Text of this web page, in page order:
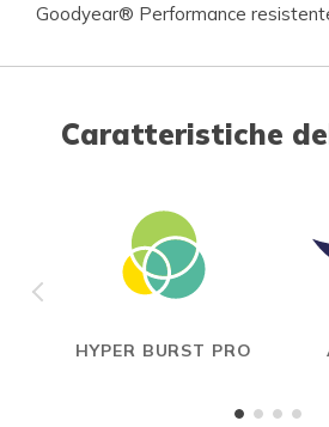
Goodyear® Performance
Caratteristiche
HYPER BURST PRO